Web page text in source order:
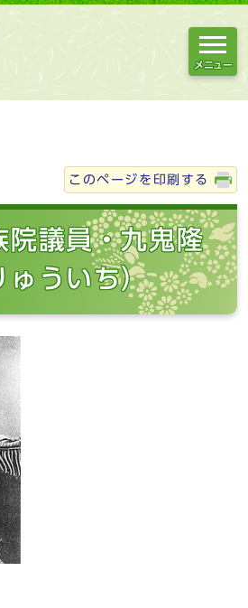
メニュー
このページを印刷する
院議員・九鬼隆
ゅういち）